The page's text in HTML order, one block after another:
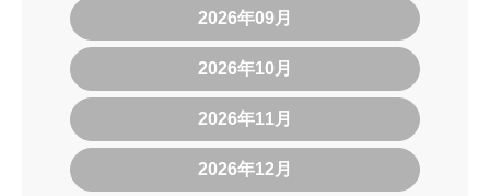
2026年09月
2026年10月
2026年11月
2026年12月